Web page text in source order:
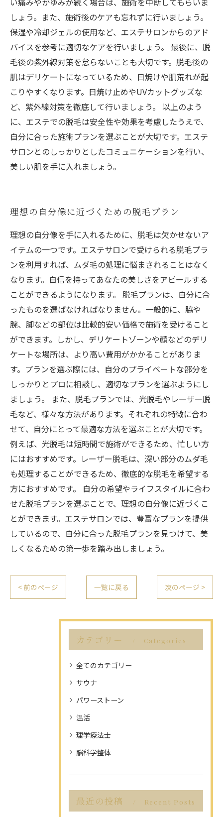
しょう。また、施術後のケアも忘れずに行いましょう。
保湿や冷却ジェルの使用など、エステサロンからのアド
バイスを参考に適切なケアを行いましょう。 最後に、脱
毛後の紫外線対策を怠らないことも大切です。脱毛後の
肌はデリケートになっているため、日焼けや肌荒れが起
こりやすくなります。日焼け止めやUVカットグッズな
ど、紫外線対策を徹底して行いましょう。 以上のよう
に、エステでの脱毛は安全性や効果を考慮したうえで、
自分に合った施術プランを選ぶことが大切です。エステ
サロンとのしっかりとしたコミュニケーションを行い、
美しい肌を手に入れましょう。
理想の自分像に近づくための脱毛プラン
理想の自分像を手に入れるために、脱毛は欠かせないア
イテムの一つです。エステサロンで受けられる脱毛プラ
ンを利用すれば、ムダ毛の処理に悩まされることはなく
なります。自信を持ってあなたの美しさをアピールする
ことができるようになります。 脱毛プランは、自分に合
ったものを選ばなければなりません。一般的に、脇や
腕、脚などの部位は比較的安い価格で施術を受けること
ができます。しかし、デリケートゾーンや顔などのデリ
ケートな場所は、より高い費用がかかることがありま
す。プランを選ぶ際には、自分のプライベートな部分を
しっかりとプロに相談し、適切なプランを選ぶようにし
ましょう。 また、脱毛プランでは、光脱毛やレーザー脱
毛など、様々な方法があります。それぞれの特徴に合わ
せて、自分にとって最適な方法を選ぶことが大切です。
例えば、光脱毛は短時間で施術ができるため、忙しい方
にはおすすめです。レーザー脱毛は、深い部分のムダ毛
も処理することができるため、徹底的な脱毛を希望する
方におすすめです。 自分の希望やライフスタイルに合わ
せた脱毛プランを選ぶことで、理想の自分像に近づくこ
とができます。エステサロンでは、豊富なプランを提供
しているので、自分に合った脱毛プランを見つけて、美
しくなるための第一歩を踏み出しましょう。
< 前のページ 一覧に戻る 次のページ >
カテゴリー Categories
全てのカテゴリー
サウナ
パワーストーン
温活
理学療法士
脳科学整体
最近の投稿 Recent Posts